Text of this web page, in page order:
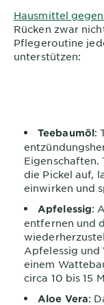
Hausmittel
Rücken zwar
Pflegeroutine
unterstützen:
Teebaumöl:
Eigenschaften.
die Pickel auf,
einwirken und
Apfelessig:
entfernen und
Apfelessig und
einem
circa 10 bis 15
Aloe Vera: